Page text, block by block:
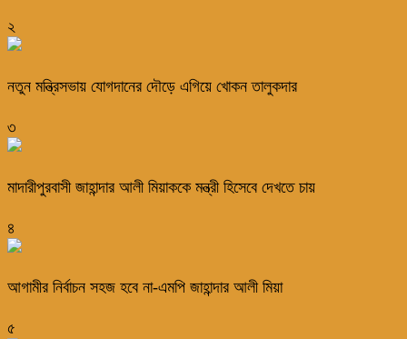
২
নতুন মন্ত্রিসভায় যোগদানের দৌড়ে এগিয়ে খোকন তালুকদার
৩
মাদারীপুরবাসী জাহান্দার আলী মিয়াককে মন্ত্রী হিসেবে দেখতে চায়
৪
আগামীর নির্বাচন সহজ হবে না-এমপি জাহান্দার আলী মিয়া
৫